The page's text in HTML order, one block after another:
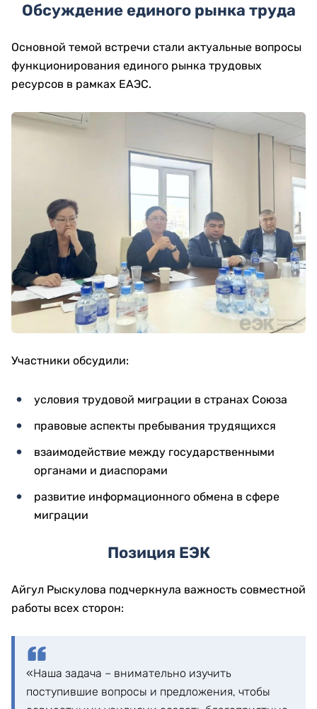
Обсуждение единого рынка труда
Основной темой встречи стали актуальные вопросы
функционирования единого рынка трудовых
ресурсов в рамках ЕАЭС.
Участники обсудили:
условия трудовой миграции в странах Союза
правовые аспекты пребывания трудящихся
взаимодействие между государственными
органами и диаспорами
развитие информационного обмена в сфере
миграции
Позиция ЕЭК
Айгул Рыскулова подчеркнула важность совместной
работы всех сторон:
«Наша задача – внимательно изучить
поступившие вопросы и предложения, чтобы